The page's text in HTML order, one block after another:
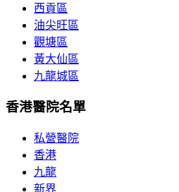
西貢區
油尖旺區
觀塘區
黃大仙區
九龍城區
香港醫院名單
私營醫院
香港
九龍
新界